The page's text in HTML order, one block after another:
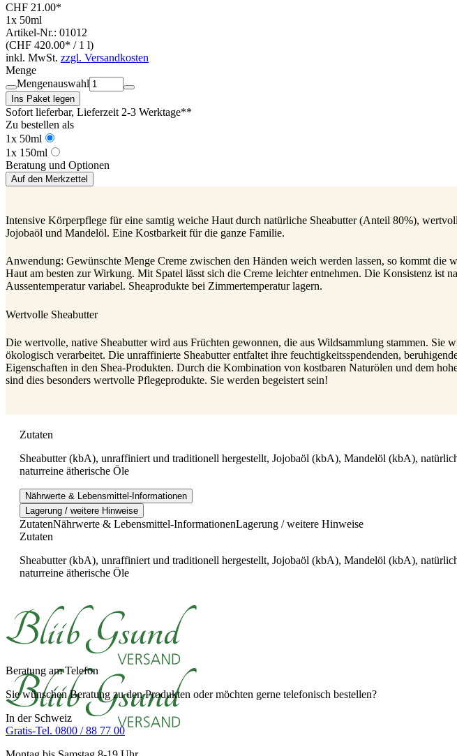
CHF 21.00*
1x 50ml
Artikel-Nr.: 01012
(CHF 420.00* / 1 l)
inkl. MwSt. zzgl. Versandkosten
Menge
Mengenauswahl
Ins Paket legen
Sofort lieferbar, Lieferzeit 2-3 Werktage**
Zu bestellen als
1x 50ml
1x 150ml
Beratung und Optionen
Auf den Merkzettel
Intensive Körperpflege für eine samtig weiche Haut durch natürliche Sheabutter (Anteil 80%),
Jojobaöl und Mandelöl. Eine Kostbarkeit für die ganze Familie.
Anwendung: Gewünschte Menge Creme zwischen den Händen weich werden lassen, so kommt die
Haut am besten zur Wirkung. Mit Spatel lässt sich die Creme leichter entnehmen. Die Konsistenz ist
Aussentemperatur variabel. Sheaprodukte bei Zimmertemperatur lagern.
Wertvolle Sheabutter
Die wertvolle, native Sheabutter wird aus Früchten gewonnen, die aus Wildsammlung stammen. Sie
ökologisch verarbeitet. Die unraffinierte Sheabutter entfaltet ihre feuchtigkeitsspendenden,
Eigenschaften in den Shea-Produkten. Durch die Kombination von kostbaren Naturölen und dem
sind dies besonders wertvolle Pflegeprodukte. Sie werden begeistert sein!
Zutaten
Sheabutter (kbA), unraffiniert und traditionell hergestellt, Jojobaöl (kbA), Mandelöl (kbA),
naturreine ätherische Öle
Nährwerte & Lebensmittel-Informationen
Lagerung / weitere Hinweise
ZutatenNährwerte & Lebensmittel-InformationenLagerung / weitere Hinweise
Zutaten
Sheabutter (kbA), unraffiniert und traditionell hergestellt, Jojobaöl (kbA), Mandelöl (kbA),
naturreine ätherische Öle
Beratung am Telefon
Sie wünschen Beratung zu den Produkten oder möchten gerne telefonisch bestellen?
In der Schweiz
Gratis-Tel. 0800 / 88 77 00